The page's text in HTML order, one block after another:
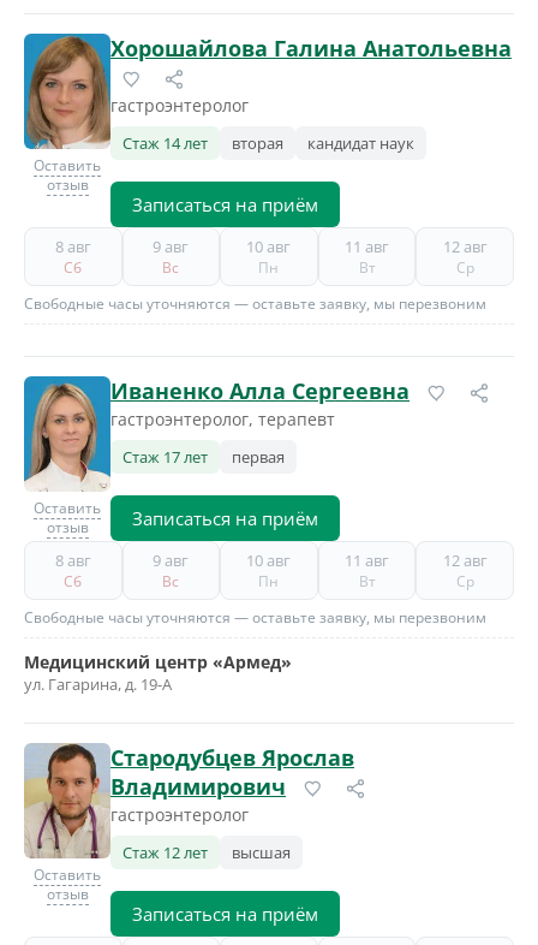
Оставить
отзыв
Хорошайлова Галина Анатольевна
гастроэнтеролог
Стаж 14 лет вторая кандидат наук
Записаться на приём
8 авг
Сб
9 авг
Вс
10 авг
Пн
11 авг
Вт
12 авг
Ср
Свободные часы уточняются — оставьте заявку, мы перезвоним
Оставить
отзыв
Иваненко Алла Сергеевна
гастроэнтеролог, терапевт
Стаж 17 лет первая
Записаться на приём
8 авг
Сб
9 авг
Вс
10 авг
Пн
11 авг
Вт
12 авг
Ср
Свободные часы уточняются — оставьте заявку, мы перезвоним
Медицинский центр «Армед»
ул. Гагарина, д. 19-А
Оставить
отзыв
Стародубцев Ярослав
Владимирович
гастроэнтеролог
Стаж 12 лет высшая
Записаться на приём